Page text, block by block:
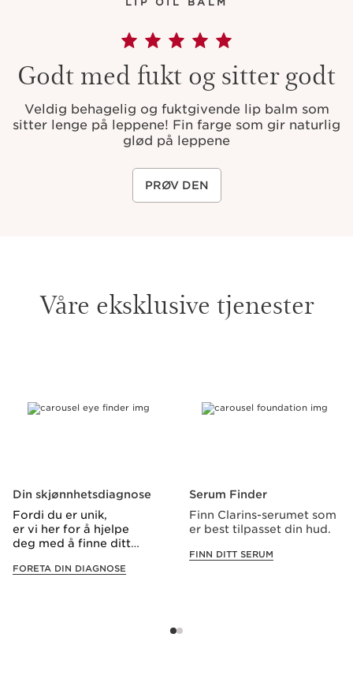
Godt med fukt og sitter godt
Veldig behagelig og fuktgivende lip balm som
sitter lenge på leppene! Fin farge som gir naturlig
glød på leppene
PRØV DEN
Våre eksklusive tjenester
Din skjønnhetsdiagnose
Fordi du er unik,
er vi her for å hjelpe
deg med å finne ditt
uansett hvilken smak
FORETA DIN DIAGNOSE
Serum Finder
Finn Clarins-serumet som
er best tilpasset din hud.
FINN DITT SERUM